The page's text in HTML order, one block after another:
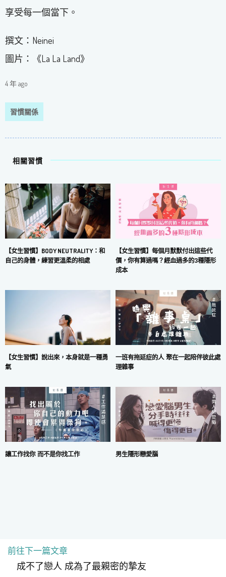
享受每一個當下。
撰文：Neinei
圖片：《La La Land》
4 年 ago
習慣關係
相關習慣
【女生習慣】BODY NEUTRALITY：和
自己的身體，練習更溫柔的相處
【女生習慣】每個月默默付出這些代
價，你有算過嗎？經血過多的3種隱形
成本
【女生習慣】說出來，本身就是一種勇
氣
一班有拖延症的人 聚在一起陪伴彼此處
理雜事
讓工作找你 而不是你找工作 男生隱形戀愛腦
前往下一篇文章
成不了戀人 成為了最親密的摯友
COPYRIGHT © 2024 MARS DIGITAL LIMITED.
使用條款|私隱政策